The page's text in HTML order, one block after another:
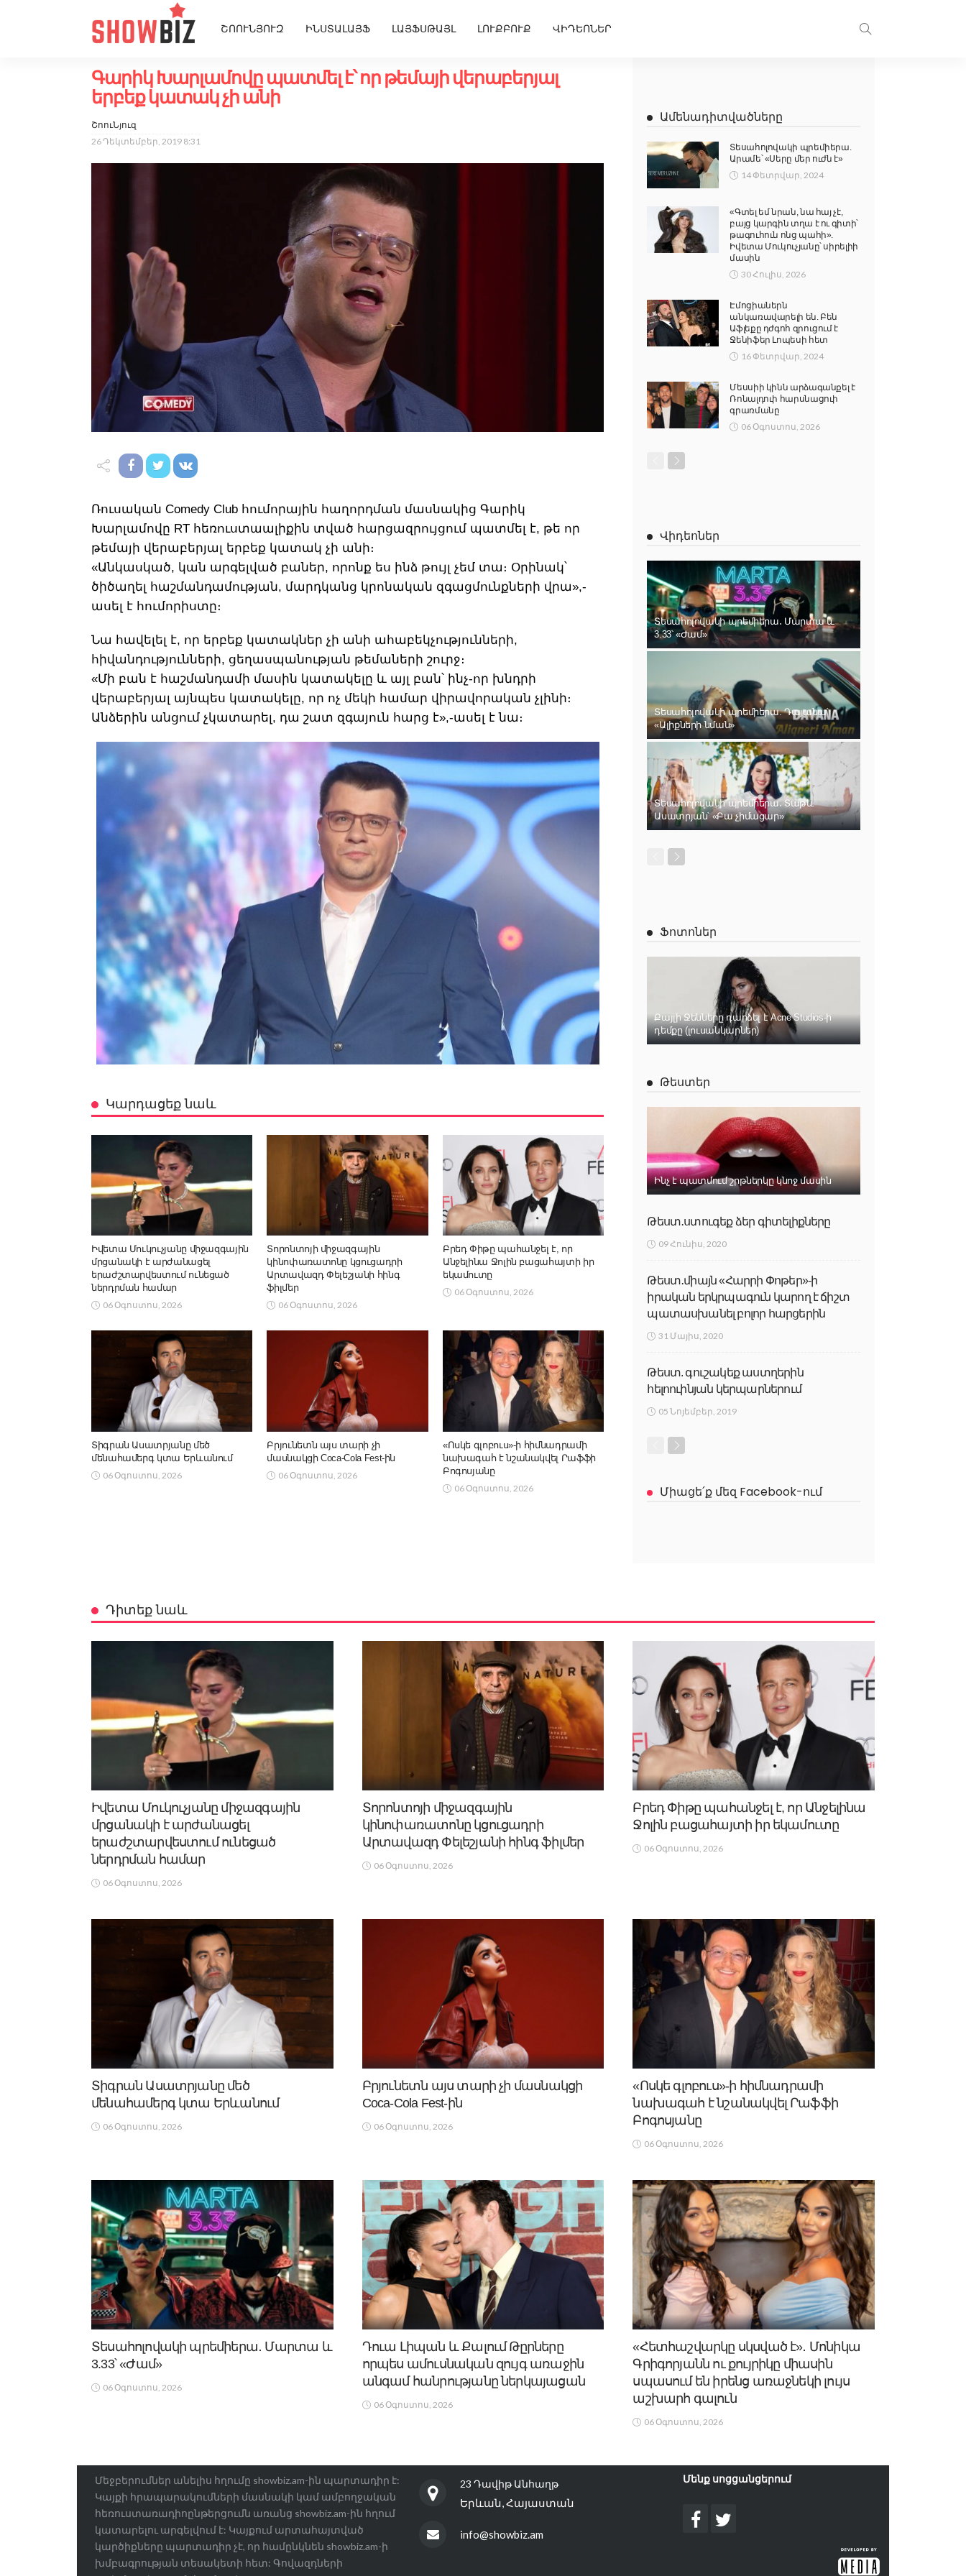
ՇՈՈՒՆՅՈՒԶ ԻՆՍՏԱԼԱՅՖ ԼԱՅՖՍԹԱՅԼ ԼՈՒՔԲՈՒՔ ՎԻԴԵՈՆԵՐ
Գարիկ Խարլամովը պատմել է՝ որ թեմայի վերաբերյալ
երբեք կատակ չի անի
ՇոուՆյուզ
26 Դեկտեմբեր, 2019 8:31
Ռուսական Comedy Club հումորային հաղորդման մասնակից Գարիկ
Խարլամովը RT հեռուստաալիքին տված հարցազրույցում պատմել է, թե որ
թեմայի վերաբերյալ երբեք կատակ չի անի։
«Անկասկած, կան արգելված բաներ, որոնք ես ինձ թույլ չեմ տա։ Օրինակ՝
ծիծաղել հաշմանդամության, մարդկանց կրոնական զգացմունքների վրա»,-
ասել է հումորիստը։
Նա հավելել է, որ երբեք կատակներ չի անի ահաբեկչությունների,
հիվանդությունների, ցեղասպանության թեմաների շուրջ։
«Մի բան է հաշմանդամի մասին կատակելը և այլ բան՝ ինչ-որ խնդրի
վերաբերյալ այնպես կատակելը, որ ոչ մեկի համար վիրավորական չլինի։
Անձերին անցում չկատարել, դա շատ զգայուն հարց է»,-ասել է նա։
Կարդացեք նաև
Իվետա Մուկուչյանը միջազգային
մրցանակի է արժանացել
երաժշտարվեստում ունեցած
ներդրման համար
06 Օգոստոս, 2026
Տորոնտոյի միջազգային
կինոփառատոնը կցուցադրի
Արտավազդ Փելեշյանի հինգ
ֆիլմեր
06 Օգոստոս, 2026
Բրեդ Փիթը պահանջել է, որ
Անջելինա Ջոլին բացահայտի իր
եկամուտը
06 Օգոստոս, 2026
Տիգրան Ասատրյանը մեծ
մենահամերգ կտա Երևանում
06 Օգոստոս, 2026
Բրյունետն այս տարի չի
մասնակցի Coca-Cola Fest-ին
06 Օգոստոս, 2026
«Ոսկե գլոբուս»-ի հիմնադրամի
նախագահ է նշանակվել Րաֆֆի
Բոգոսյանը
06 Օգոստոս, 2026
Ամենադիտվածները
Տեսահոլովակի պրեմիերա.
Արամե՝ «Սերը մեր ուժն է»
14 Փետրվար, 2024
«Գտել եմ նրան, նա հայ չէ,
բայց կարգին տղա է ու գիտի՝
թագուհուն ոնց պահի».
Իվետա Մուկուչյանը՝ սիրելիի
մասին
30 Հուլիս, 2026
Էմոցիաներն
անկառավարելի են. Բեն
Աֆլեքը դժգոհ զրուցում է
Ջենիֆեր Լոպեսի հետ
16 Փետրվար, 2024
Մեսսիի կինն արձագանքել է
Ռոնալդուի հարսնացուի
գրառմանը
06 Օգոստոս, 2026
Վիդեոներ
Տեսահոլովակի պրեմիերա․ Մարտա և
3.33՝ «Ժամ»
Տեսահոլովակի պրեմիերա. Դայանա՝
«Ալիքների նման»
Տեսահոլովակի պրեմիերա․ Տաթև
Ասատրյան՝ «Բա չիմացար»
Ֆոտոներ
Քայլի Ջենները դարձել է Acne Studios-ի
դեմքը (լուսանկարներ)
Թեստեր
Ինչ է պատմում շրթներկը կնոջ մասին
Թեստ․ստուգեք ձեր գիտելիքները
09 Հունիս, 2020
Թեստ․միայն «Հարրի Փոթեր»-ի
իրական երկրպագուն կարող է ճիշտ
պատասխանել բոլոր հարցերին
31 Մայիս, 2020
Թեստ. գուշակեք աստղերին
հելոուինյան կերպարներում
05 Նոյեմբեր, 2019
Միացե՛ք մեզ Facebook-ում
Դիտեք նաև
Իվետա Մուկուչյանը միջազգային
մրցանակի է արժանացել
երաժշտարվեստում ունեցած
ներդրման համար
06 Օգոստոս, 2026
Տորոնտոյի միջազգային
կինոփառատոնը կցուցադրի
Արտավազդ Փելեշյանի հինգ ֆիլմեր
06 Օգոստոս, 2026
Բրեդ Փիթը պահանջել է, որ Անջելինա
Ջոլին բացահայտի իր եկամուտը
06 Օգոստոս, 2026
Տիգրան Ասատրյանը մեծ
մենահամերգ կտա Երևանում
06 Օգոստոս, 2026
Բրյունետն այս տարի չի մասնակցի
Coca-Cola Fest-ին
06 Օգոստոս, 2026
«Ոսկե գլոբուս»-ի հիմնադրամի
նախագահ է նշանակվել Րաֆֆի
Բոգոսյանը
06 Օգոստոս, 2026
Տեսահոլովակի պրեմիերա․ Մարտա և
3.33՝ «Ժամ»
06 Օգոստոս, 2026
Դուա Լիպան և Քալում Թըրները
որպես ամուսնական զույգ առաջին
անգամ հանրությանը ներկայացան
06 Օգոստոս, 2026
«Հետհաշվարկը սկսված է»․ Մոնիկա
Գրիգորյանն ու քույրիկը միասին
սպասում են իրենց առաջնեկի լույս
աշխարհ գալուն
06 Օգոստոս, 2026
Մեջբերումներ անելիս հղումը showbiz.am-ին պարտադիր է:
Կայքի հրապարակումների մասնակի կամ ամբողջական
հեռուստառադիոընթերցումն առանց showbiz.am-ին հղում
կատարելու արգելվում է: Կայքում արտահայտված
կարծիքները պարտադիր չէ, որ համընկնեն showbiz.am-ի
խմբագրության տեսակետի հետ: Գովազդների
23 Դավիթ Անհաղթ
Երևան, Հայաստան
info@showbiz.am
Մենք սոցցանցերում